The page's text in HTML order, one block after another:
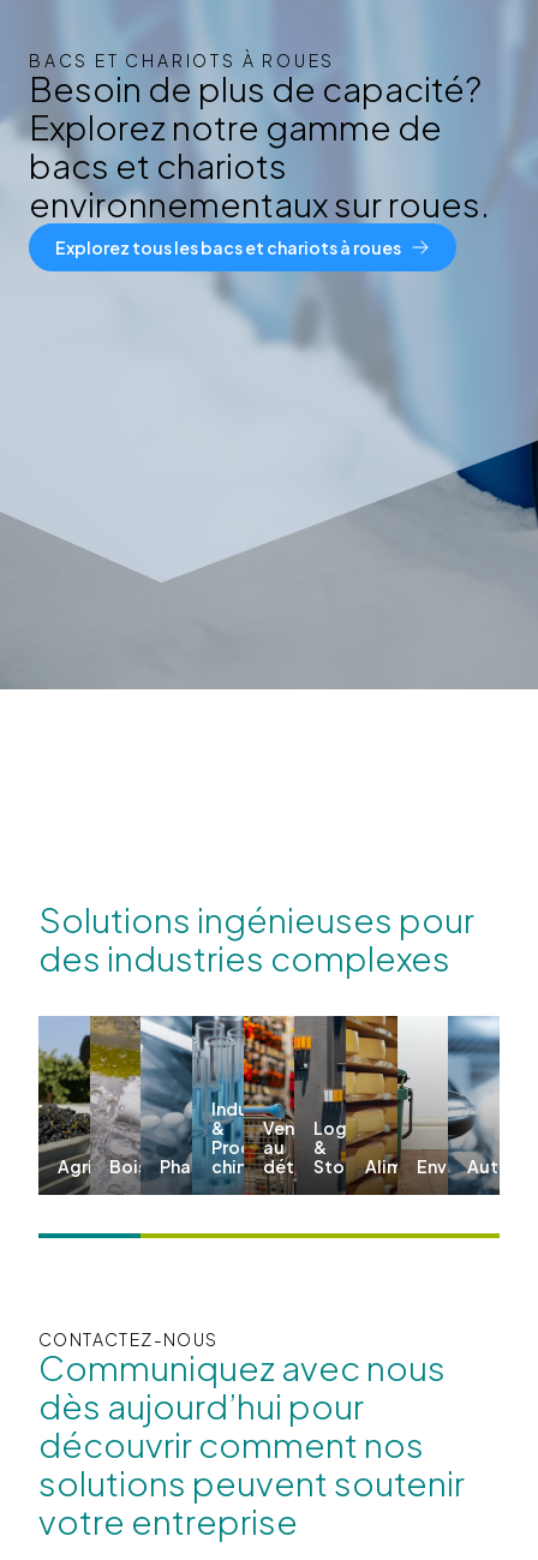
BACS ET CHARIOTS À ROUES
Besoin de plus de capacité?
Explorez notre gamme de
bacs et chariots
environnementaux sur roues.
Explorez tous les bacs et chariots à roues
Solutions ingénieuses pour
des industries complexes
Agriculture
BoissonsPharma
Industriel
&
Produits
chimiques
Vente
au
détail
Logistique
&
StockageAliments
CONTACTEZ-NOUS
Communiquez avec nous
dès aujourd’hui pour
découvrir comment nos
solutions peuvent soutenir
votre entreprise